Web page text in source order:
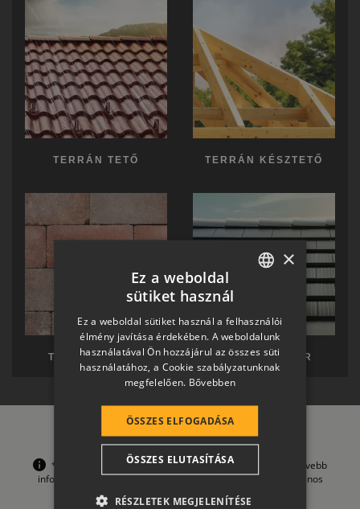
TERRÁN TETŐ TERRÁN KÉSZTETŐ
TERRÁN TÉRKŐ TERRÁN SOLAR
*A garanciális feltételek korlátozásokat tartalmaznak, bővebb
információt a
Garanciaoldalon és az onnan letölthető Általános
Szerződési Feltételeinkben talál.
HUNGARIAN
SLOVAK
GERMAN
ROMANIAN
CROATIAN
SR
RO-HU
×
Ez a weboldal
sütiket használ
Ez a weboldal sütiket használ a felhasználói
élmény javítása érdekében. A weboldalunk
használatával Ön hozzájárul az összes süti
használatához, a Cookie szabályzatunknak
megfelelően. Bővebben
ÖSSZES ELFOGADÁSA
ÖSSZES ELUTASÍTÁSA
RÉSZLETEK MEGJELENÍTÉSE